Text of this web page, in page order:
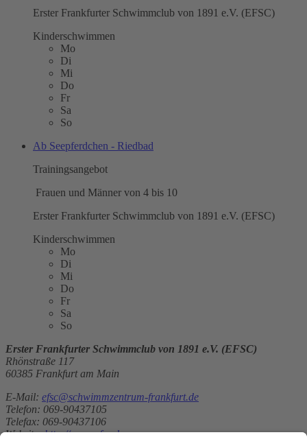
Erster Frankfurter Schwimmclub von 1891 e.V. (EFSC)
Kinderschwimmen
Mo
Di
Mi
Do
Fr
Sa
So
Ab Seepferdchen - Riedbad
Trainingsangebot
Frauen und Männer von 4 bis 10
Erster Frankfurter Schwimmclub von 1891 e.V. (EFSC)
Kinderschwimmen
Mo
Di
Mi
Do
Fr
Sa
So
Erster Frankfurter Schwimmclub von 1891 e.V. (EFSC)
Rhönstraße 117
60385 Frankfurt am Main
E-Mail: efsc@schwimmzentrum-frankfurt.de
Telefon: 069-90437105
Telefax: 069-90437106
Website:http://www.efsc.de